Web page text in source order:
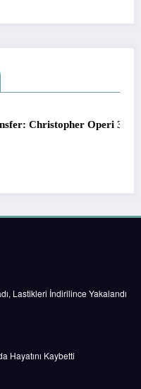
Christopher Operi 3.5
Lastikleri İndirilince Yakalandı
Hayatını Kaybetti